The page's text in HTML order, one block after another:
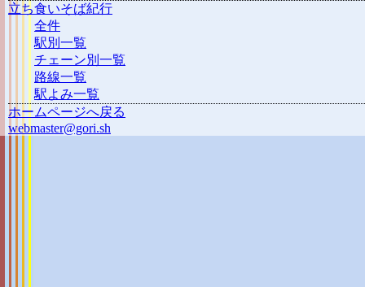
立ち食いそば紀行
全件
駅別一覧
チェーン別一覧
路線一覧
駅よみ一覧
ホームページへ戻る
webmaster@gori.sh